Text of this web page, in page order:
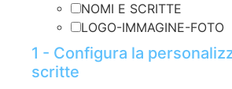
NOMI E SCRITTE
LOGO-IMMAGINE-FOTO
1 - Configura la
scritte